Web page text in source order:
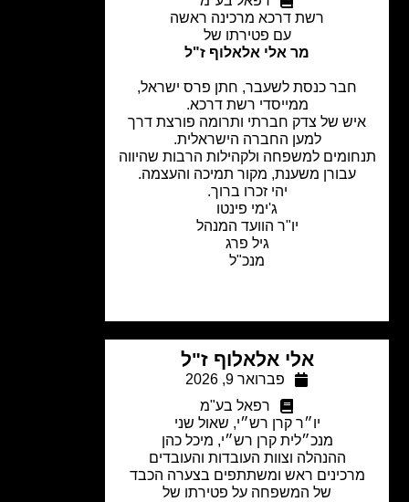
רשת דרכא מרכינה ראשה
עם פטירתו של
מר אלי אלאלוף ז"ל
חבר כנסת לשעבר, חתן פרס ישראל,
ממייסדי רשת דרכא.
של צדק חברתי ותרומה פורצת דרך
למען החברה הישראלית.
למשפחה ולקהילות הרבות שהיווה
עבורן משענת, מקור תמיכה והעצמה.
יהי זכרו ברוך.
ג'ימי פינטו
יו"ר הוועד המנהל
אלי אלאלוף ז"ל
פברואר 9, 2026
רפאל בע"מ
יו״ר קרן רש״י, שאול שני
מנכ״לית קרן רש״י, מיכל כהן
ההנהלה וצוות העובדות והעובדים
ראש ומשתתפים בצערה הכבד
של המשפחה על פטירתו של